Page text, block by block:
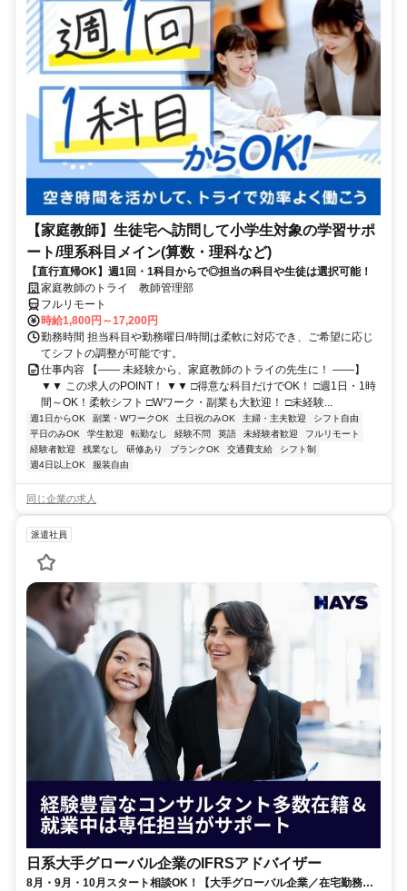
【家庭教師】生徒宅へ訪問して小学生対象の学習サポ
ート/理系科目メイン(算数・理科など)
【直行直帰OK】週1回・1科目からで◎担当の科目や生徒は選択可能！
家庭教師のトライ 教師管理部
フルリモート
時給1,800円～17,200円
勤務時間 担当科目や勤務曜日/時間は柔軟に対応でき、ご希望に応じ
てシフトの調整が可能です。
仕事内容 【―― 未経験から、家庭教師のトライの先生に！ ――】
▼▼ この求人のPOINT！ ▼▼ □得意な科目だけでOK！ □週1日・1時
間～OK！柔軟シフト □Wワーク・副業も大歓迎！ □未経験...
週1日からOK 副業・WワークOK 土日祝のみOK 主婦・主夫歓迎
シフト自由
平日のみOK
学生歓迎 転勤なし 経験不問 英語 未経験者歓迎
フルリモート
経験者歓迎
残業なし 研修あり ブランクOK 交通費支給
シフト制
週4日以上OK
服装自由
同じ企業の求人
派遣社員
日系大手グローバル企業のIFRSアドバイザー
8月・9月・10月スタート相談OK！【大手グローバル企業／在宅勤務メ